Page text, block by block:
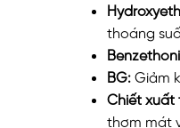
thoáng
BG:Giảm
Chiết xuất
thơm mát